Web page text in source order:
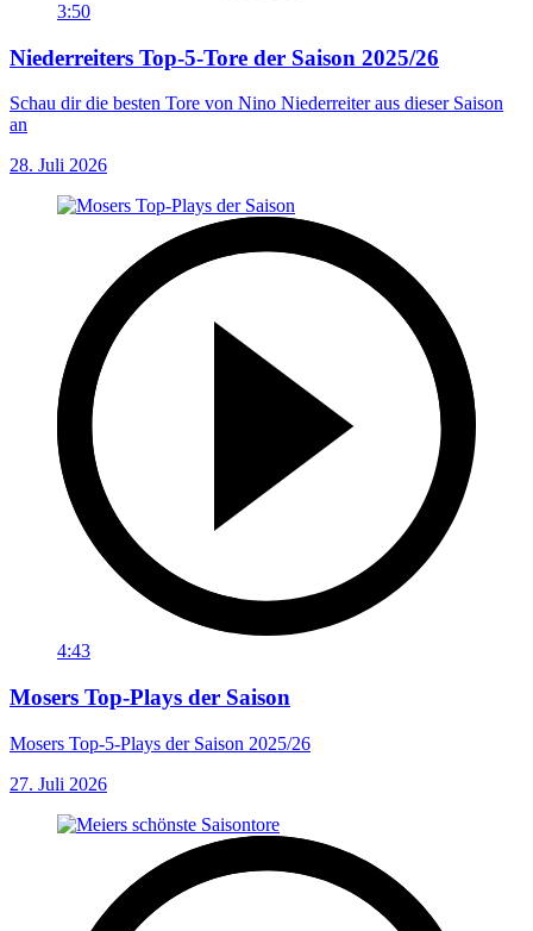
3:50
Niederreiters Top-5-Tore der Saison 2025/26
Schau dir die besten Tore von Nino Niederreiter aus dieser Saison
an
28. Juli 2026
4:43
Mosers Top-Plays der Saison
Mosers Top-5-Plays der Saison 2025/26
27. Juli 2026